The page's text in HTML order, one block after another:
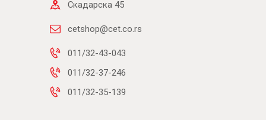
Скадарска 45
cetshop@cet.co.rs
011/32-43-043
011/32-37-246
011/32-35-139